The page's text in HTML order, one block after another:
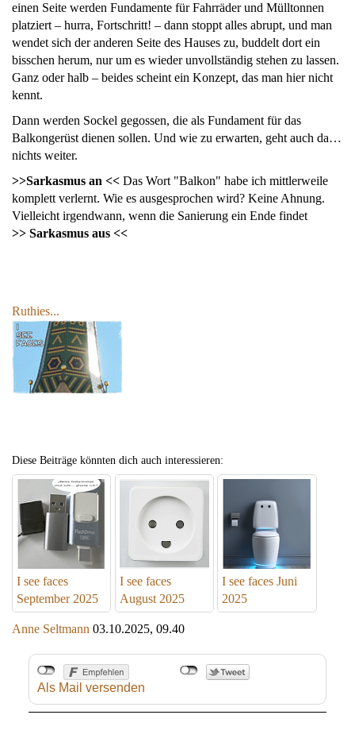
einen Seite werden Fundamente für Fahrräder und Mülltonnen
platziert – hurra, Fortschritt! – dann stoppt alles abrupt, und man
wendet sich der anderen Seite des Hauses zu, buddelt dort ein
bisschen herum, nur um es wieder unvollständig stehen zu lassen.
Ganz oder halb – beides scheint ein Konzept, das man hier nicht
kennt.
Dann werden Sockel gegossen, die als Fundament für das
Balkongerüst dienen sollen. Und wie zu erwarten, geht auch da…
nichts weiter.
>>Sarkasmus an << Das Wort "Balkon" habe ich mittlerweile
komplett verlernt. Wie es ausgesprochen wird? Keine Ahnung.
Vielleicht irgendwann, wenn die Sanierung ein Ende findet
>> Sarkasmus aus <<
Ruthies...
Diese Beiträge könnten dich auch interessieren:
I see faces
September 2025
I see faces
August 2025
I see faces Juni
2025
Anne Seltmann 03.10.2025, 09.40
Als Mail versenden